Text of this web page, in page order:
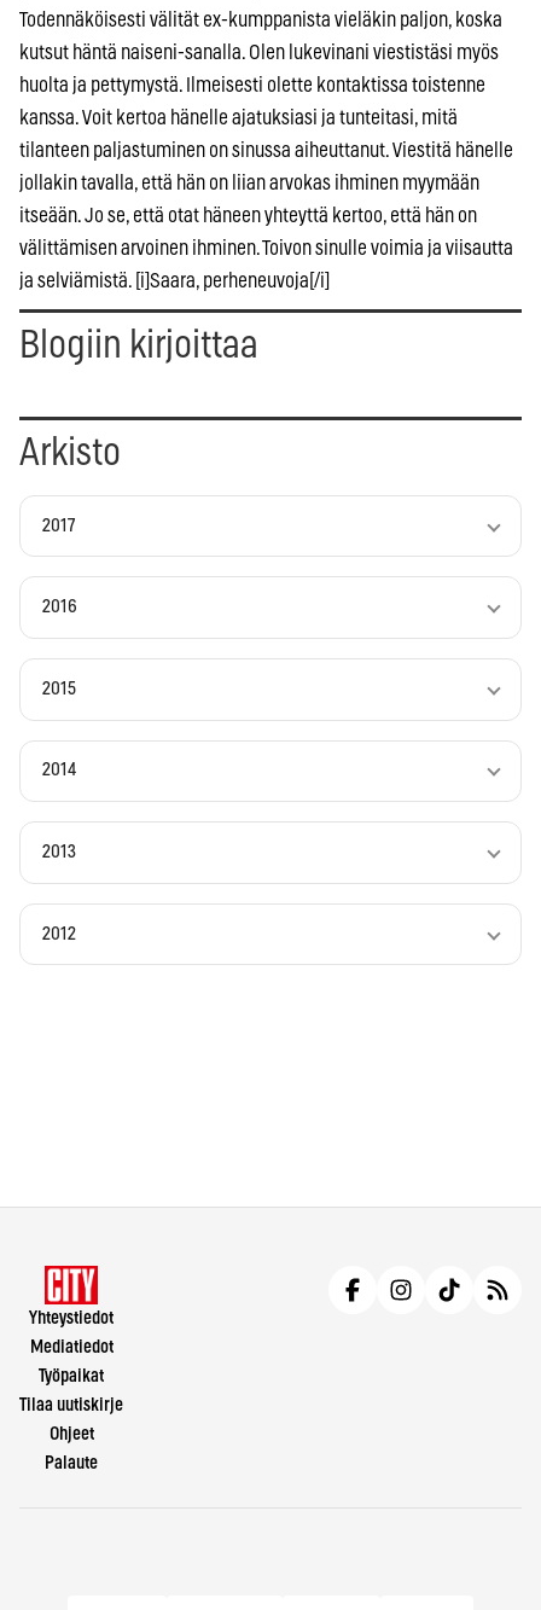
Todennäköisesti välität ex-kumppanista vieläkin paljon, koska
kutsut häntä naiseni-sanalla. Olen lukevinani viestistäsi myös
huolta ja pettymystä. Ilmeisesti olette kontaktissa toistenne
kanssa. Voit kertoa hänelle ajatuksiasi ja tunteitasi, mitä
tilanteen paljastuminen on sinussa aiheuttanut. Viestitä hänelle
jollakin tavalla, että hän on liian arvokas ihminen myymään
itseään. Jo se, että otat häneen yhteyttä kertoo, että hän on
välittämisen arvoinen ihminen. Toivon sinulle voimia ja viisautta
ja selviämistä. [i]Saara, perheneuvoja[/i]
Blogiin kirjoittaa
Arkisto
2017
2016
2015
2014
2013
2012
Yhteystiedot
Mediatiedot
Työpaikat
Tilaa uutiskirje
Ohjeet
Palaute